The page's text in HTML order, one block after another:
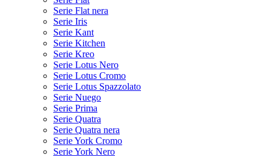
Serie Flat nera
Serie Iris
Serie Kant
Serie Kitchen
Serie Kreo
Serie Lotus Nero
Serie Lotus Cromo
Serie Lotus Spazzolato
Serie Nuego
Serie Prima
Serie Quatra
Serie Quatra nera
Serie York Cromo
Serie York Nero